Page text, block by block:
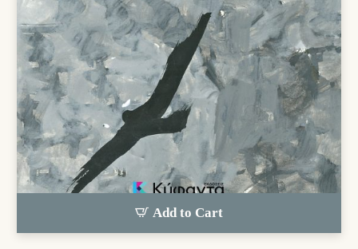
Add to Cart